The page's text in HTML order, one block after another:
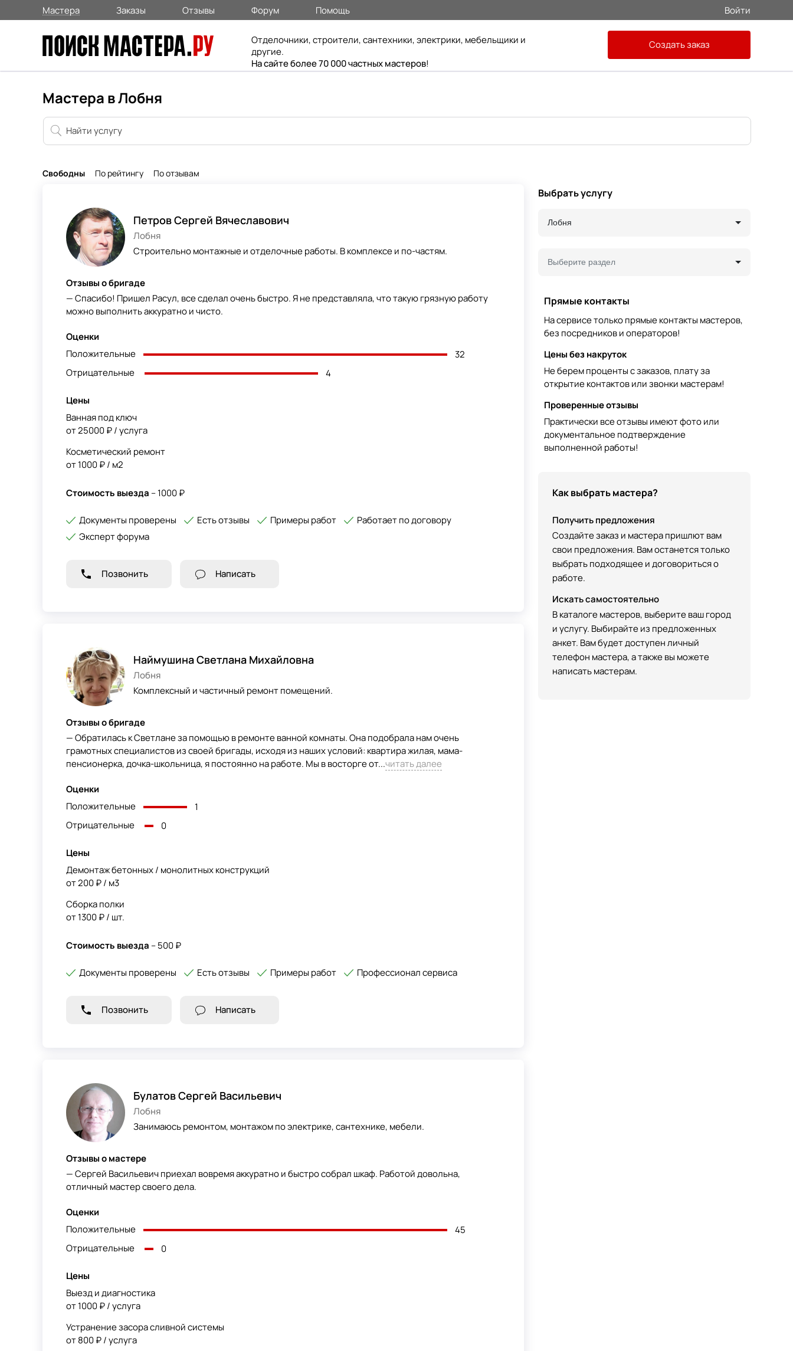
Мастера Заказы Отзывы Форум Помощь Войти
Отделочники, строители, сантехники, электрики, мебельщики и
другие.
На сайте более 70 000 частных мастеров!
Создать заказ
Мастера в Лобня
Свободны По рейтингу По отзывам
Петров Сергей Вячеславович
Лобня
Строительно монтажные и отделочные работы. В комплексе и по-частям.
Отзывы о бригаде
— Спасибо! Пришел Расул, все сделал очень быстро. Я не представляла, что такую грязную работу
можно выполнить аккуратно и чисто.
Оценки
Положительные
32
Отрицательные
4
Цены
Ванная под ключ
от 25000 ₽ / услуга
Косметический ремонт
от 1000 ₽ / м2
Стоимость выезда – 1000 ₽
Документы проверены Есть отзывы Примеры работ
Работает по договору
Эксперт форума
Позвонить Написать
Наймушина Светлана Михайловна
Лобня
Комплексный и частичный ремонт помещений.
Отзывы о бригаде
— Обратилась к Светлане за помощью в ремонте ванной комнаты. Она подобрала нам очень
грамотных специалистов из своей бригады, исходя из наших условий: квартира жилая, мама-
пенсионерка, дочка-школьница, я постоянно на работе. Мы в восторге от...читать далее
Оценки
Положительные
1
Отрицательные
0
Цены
Демонтаж бетонных / монолитных конструкций
от 200 ₽ / м3
Сборка полки
от 1300 ₽ / шт.
Стоимость выезда – 500 ₽
Документы проверены Есть отзывы Примеры работ Профессионал сервиса
Позвонить Написать
Булатов Сергей Васильевич
Лобня
Занимаюсь ремонтом, монтажом по электрике, сантехнике, мебели.
Отзывы о мастере
— Сергей Васильевич приехал вовремя аккуратно и быстро собрал шкаф. Работой довольна,
отличный мастер своего дела.
Оценки
Положительные
45
Отрицательные
0
Цены
Выезд и диагностика
от 1000 ₽ / услуга
Устранение засора сливной системы
от 800 ₽ / услуга
Выбрать услугу
Лобня
Выберите раздел
Прямые контакты
На сервисе только прямые контакты мастеров,
без посредников и операторов!
Цены без накруток
Не берем проценты с заказов, плату за
открытие контактов или звонки мастерам!
Проверенные отзывы
Практически все отзывы имеют фото или
документальное подтверждение
выполненной работы!
Как выбрать мастера?
Получить предложения
Создайте заказ и мастера пришлют вам
свои предложения. Вам останется только
выбрать подходящее и договориться о
работе.
Искать самостоятельно
В каталоге мастеров, выберите ваш город
и услугу. Выбирайте из предложенных
анкет. Вам будет доступен личный
телефон мастера, а также вы можете
написать мастерам.